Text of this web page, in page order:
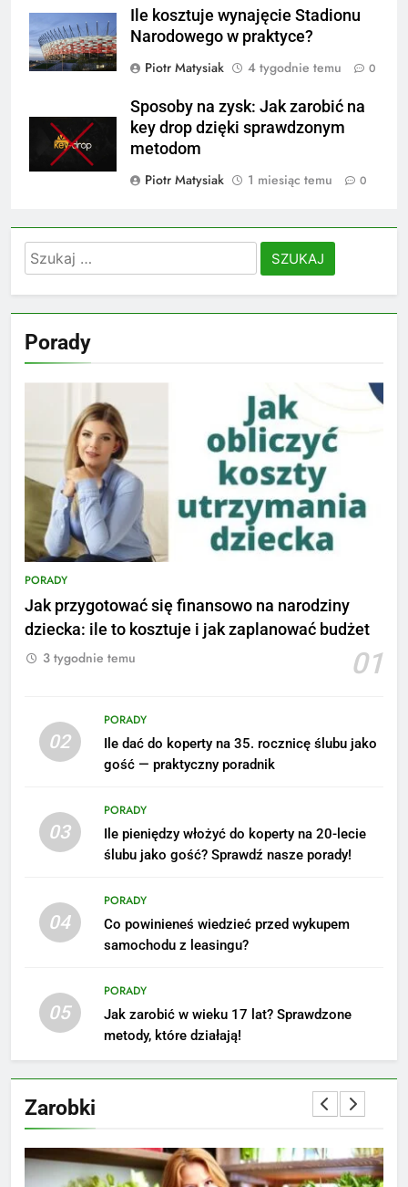
Ile kosztuje wynajęcie Stadionu
Narodowego w praktyce?
Piotr Matysiak
4 tygodnie temu 0
Sposoby na zysk: Jak zarobić na
key drop dzięki sprawdzonym
metodom
Piotr Matysiak
1 miesiąc temu 0
Szukaj:
Porady
PORADY
Jak przygotować się finansowo na narodziny
dziecka: ile to kosztuje i jak zaplanować budżet
01
3 tygodnie temu
02
PORADY
Ile dać do koperty na 35. rocznicę ślubu jako
gość — praktyczny poradnik
03
PORADY
Ile pieniędzy włożyć do koperty na 20-lecie
ślubu jako gość? Sprawdź nasze porady!
04
PORADY
Co powinieneś wiedzieć przed wykupem
samochodu z leasingu?
05
PORADY
Jak zarobić w wieku 17 lat? Sprawdzone
metody, które działają!
Zarobki
5
Ile zarabia podolog: poznajmy
zainspirują
ZAROBKI
Jak przygotować się finansowo
na narodziny dziecka: ile to
budżet
PORADY
8
opinie i zarobki
PRACA